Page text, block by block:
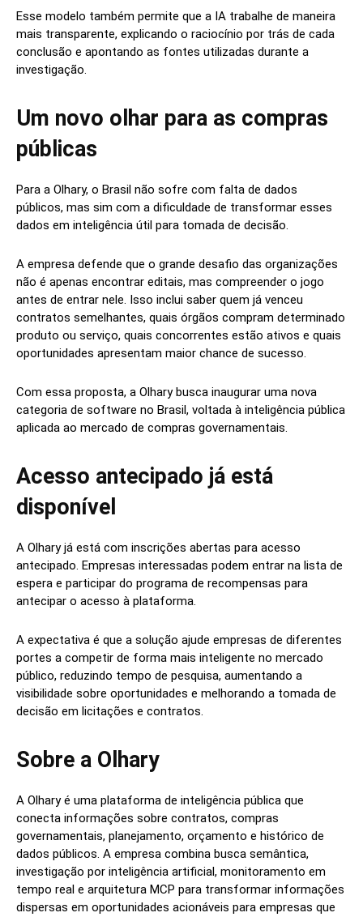
Esse modelo também permite que a IA trabalhe de maneira
mais transparente, explicando o raciocínio por trás de cada
conclusão e apontando as fontes utilizadas durante a
investigação.
Um novo olhar para as compras
públicas
Para a Olhary, o Brasil não sofre com falta de dados
públicos, mas sim com a dificuldade de transformar esses
dados em inteligência útil para tomada de decisão.
A empresa defende que o grande desafio das organizações
não é apenas encontrar editais, mas compreender o jogo
antes de entrar nele. Isso inclui saber quem já venceu
contratos semelhantes, quais órgãos compram determinado
produto ou serviço, quais concorrentes estão ativos e quais
oportunidades apresentam maior chance de sucesso.
Com essa proposta, a Olhary busca inaugurar uma nova
categoria de software no Brasil, voltada à inteligência pública
aplicada ao mercado de compras governamentais.
Acesso antecipado já está
disponível
A Olhary já está com inscrições abertas para acesso
antecipado. Empresas interessadas podem entrar na lista de
espera e participar do programa de recompensas para
antecipar o acesso à plataforma.
A expectativa é que a solução ajude empresas de diferentes
portes a competir de forma mais inteligente no mercado
público, reduzindo tempo de pesquisa, aumentando a
visibilidade sobre oportunidades e melhorando a tomada de
decisão em licitações e contratos.
Sobre a Olhary
A Olhary é uma plataforma de inteligência pública que
conecta informações sobre contratos, compras
governamentais, planejamento, orçamento e histórico de
dados públicos. A empresa combina busca semântica,
investigação por inteligência artificial, monitoramento em
tempo real e arquitetura MCP para transformar informações
dispersas em oportunidades acionáveis para empresas que